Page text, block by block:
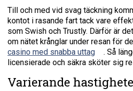
Till och med vid svag täckning
kontot i rasande fart tack vare
som Swish och Trustly. Därför är
om nätet krånglar under resan för
casino med snabba uttag
. Så
licensierade och säkra sköter sig
Varierande